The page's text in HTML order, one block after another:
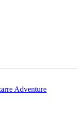
Adventure